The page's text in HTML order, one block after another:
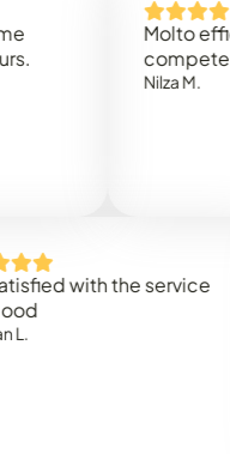
Molto
competenza!
Nilza M.
with the service